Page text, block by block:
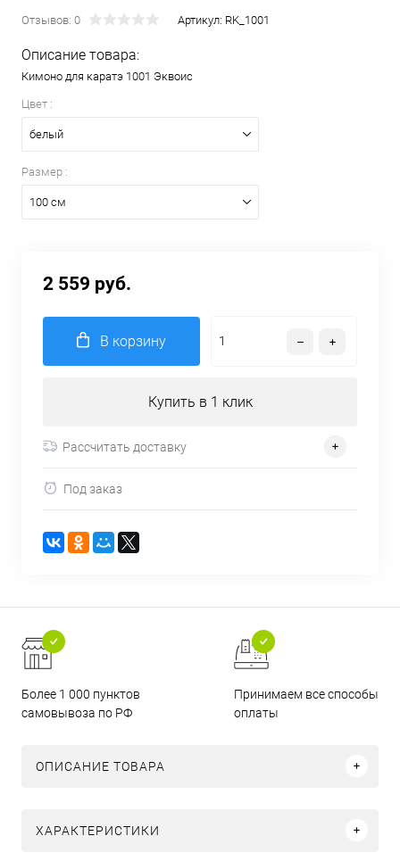
Отзывов: 0 Артикул: RK_1001
Описание товара:
Кимоно для каратэ 1001 Эквоис
Цвет :
белый
Размер :
100 см
2 559 руб.
В корзину
Купить в 1 клик
Рассчитать доставку
Под заказ
Более 1 000 пунктов
самовывоза по РФ
Принимаем все способы
оплаты
ОПИСАНИЕ ТОВАРА
ХАРАКТЕРИСТИКИ